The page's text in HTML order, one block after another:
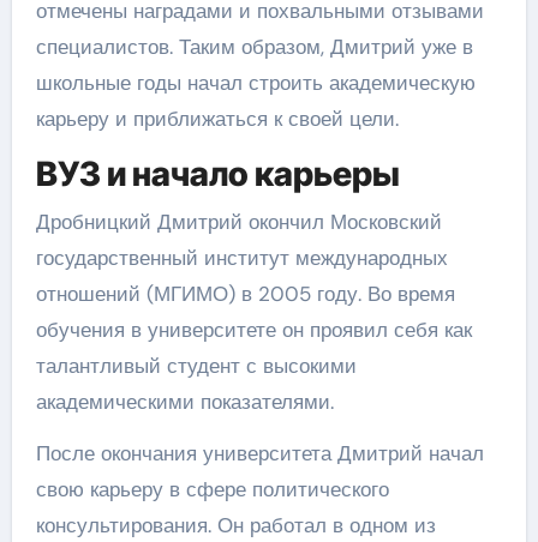
отмечены наградами и похвальными отзывами
специалистов. Таким образом, Дмитрий уже в
школьные годы начал строить академическую
карьеру и приближаться к своей цели.
ВУЗ и начало карьеры
Дробницкий Дмитрий окончил Московский
государственный институт международных
отношений (МГИМО) в 2005 году. Во время
обучения в университете он проявил себя как
талантливый студент с высокими
академическими показателями.
После окончания университета Дмитрий начал
свою карьеру в сфере политического
консультирования. Он работал в одном из